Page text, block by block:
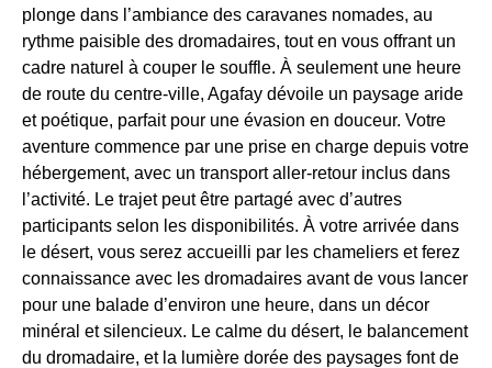
plonge dans l’ambiance des caravanes nomades, au
rythme paisible des dromadaires, tout en vous offrant un
cadre naturel à couper le souffle. À seulement une heure
de route du centre-ville, Agafay dévoile un paysage aride
et poétique, parfait pour une évasion en douceur. Votre
aventure commence par une prise en charge depuis votre
hébergement, avec un transport aller-retour inclus dans
l’activité. Le trajet peut être partagé avec d’autres
participants selon les disponibilités. À votre arrivée dans
le désert, vous serez accueilli par les chameliers et ferez
connaissance avec les dromadaires avant de vous lancer
pour une balade d’environ une heure, dans un décor
minéral et silencieux. Le calme du désert, le balancement
du dromadaire, et la lumière dorée des paysages font de